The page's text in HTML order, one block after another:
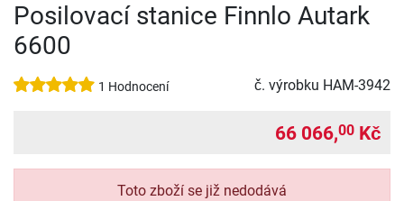
Posilovací stanice Finnlo Autark
6600
1 Hodnocení č. výrobku HAM-3942
66 066,00 Kč
Toto zboží se již nedodává